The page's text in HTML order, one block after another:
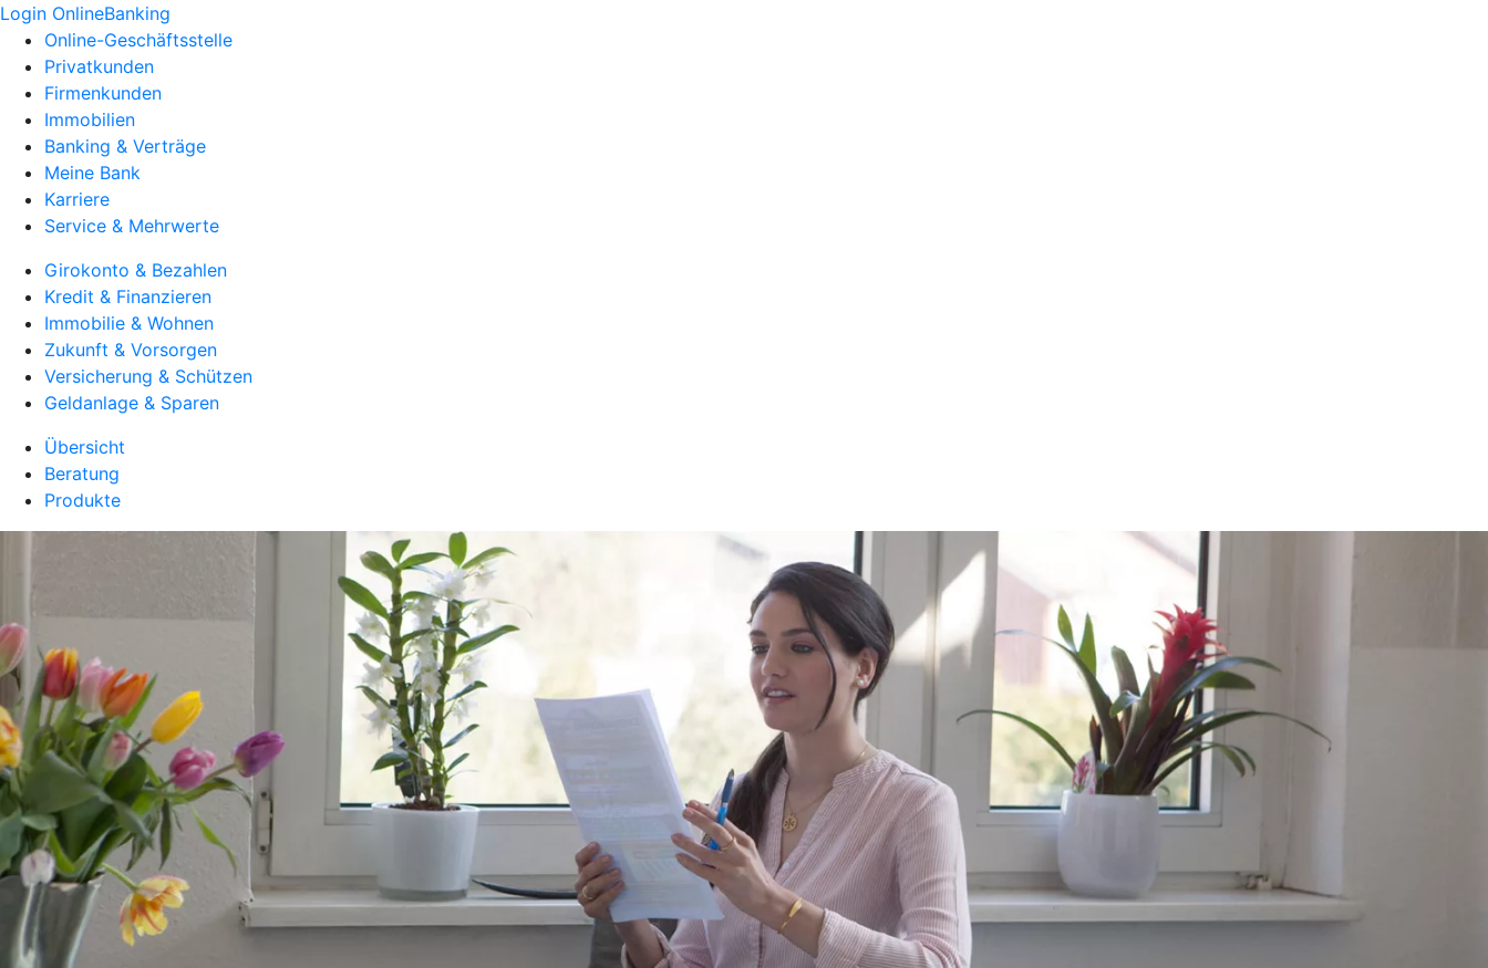
Login OnlineBanking
Online-Geschäftsstelle
Privatkunden
Firmenkunden
Immobilien
Banking & Verträge
Meine Bank
Karriere
Service & Mehrwerte
Girokonto & Bezahlen
Kredit & Finanzieren
Immobilie & Wohnen
Zukunft & Vorsorgen
Versicherung & Schützen
Geldanlage & Sparen
Übersicht
Beratung
Produkte